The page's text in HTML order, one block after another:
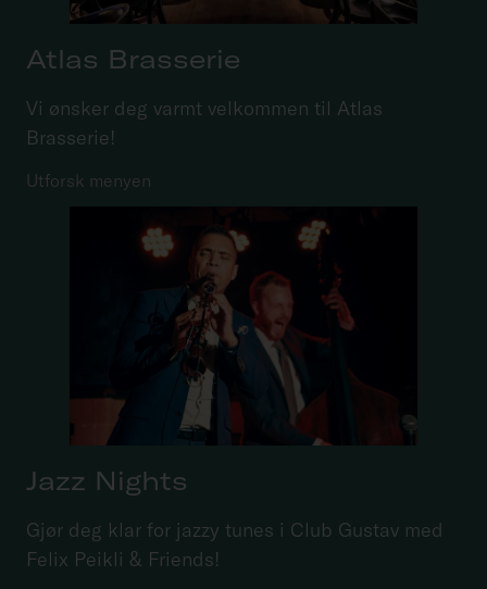
Atlas Brasserie
Vi ønsker deg varmt velkommen til Atlas
Brasserie!
Utforsk menyen
Jazz Nights
Gjør deg klar for jazzy tunes i Club Gustav med
Felix Peikli & Friends!